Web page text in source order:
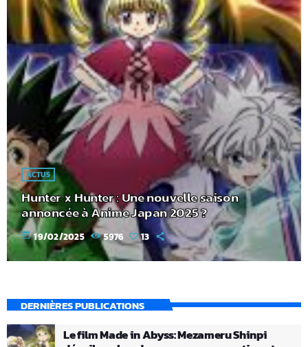
ACTUS
Hunter x Hunter : Une nouvelle saison
annoncée à Anime Japan 2025 ?
today 19/02/2025 5976 13
DERNIÈRES PUBLICATIONS
Le film Made in Abyss: Mezameru Shinpi